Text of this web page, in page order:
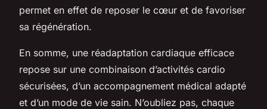
permet en effet de reposer le cœur et de favoriser
sa régénération.
En somme, une réadaptation cardiaque efficace
repose sur une combinaison d’activités cardio
sécurisées, d’un accompagnement médical adapté
et d’un mode de vie sain. N’oubliez pas, chaque